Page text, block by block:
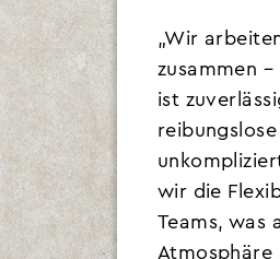
„Wir
zusammen
ist
wir die
Teams, was
Atmosphäre